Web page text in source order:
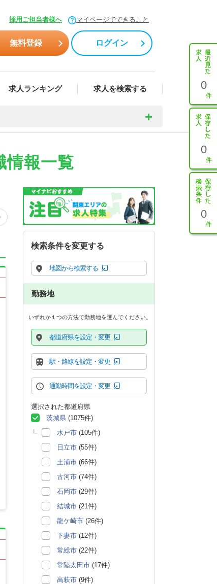
採用ご担当者様へ マイページでできること
無料登録 ログイン
求人ランキング 求人を検索する 0
0
0
情報一覧
検索条件を変更する
地図から検索する
勤務地
いずれか１つの方法で勤務地を選んでください。
都道府県を設定・変更
駅・路線を設定・変更
通勤時間を設定・変更
選択された都道府県
茨城県 (1075件)
水戸市 (105件)
日立市 (55件)
土浦市 (66件)
古河市 (74件)
石岡市 (29件)
結城市 (21件)
龍ケ崎市 (26件)
下妻市 (12件)
常総市 (22件)
常陸太田市 (17件)
高萩市 (9件)